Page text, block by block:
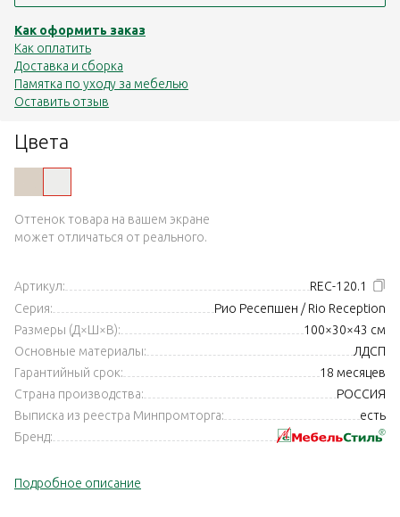
Цвета
Оттенок товара на вашем экране
может отличаться от реального.
Артикул:
REC-120.1
Серия:
Рио Ресепшен / Rio Reception
Размеры (Д×Ш×В):
100×30×43 см
Основные материалы:
ЛДСП
Гарантийный срок:
18 месяцев
Страна производства:
РОССИЯ
Выписка из реестра Минпромторга:
есть
Бренд:
Подробное описание
Как оформить заказ
Как оплатить
Доставка и сборка
Памятка по уходу за мебелью
Оставить отзыв